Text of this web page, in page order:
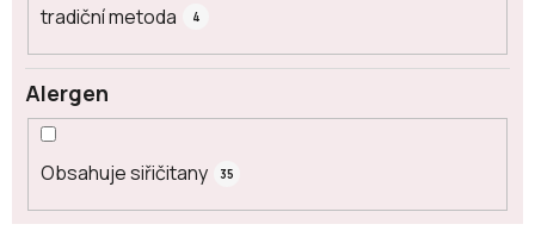
tradiční metoda 4
Alergen
Obsahuje siřičitany 35